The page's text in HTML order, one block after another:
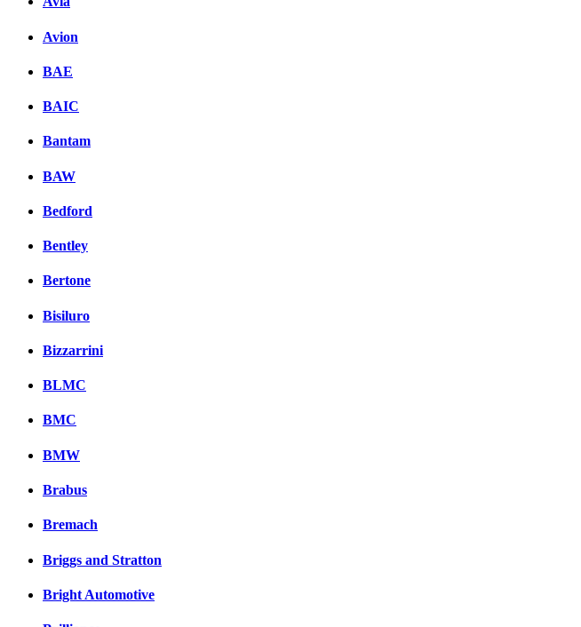
Avion
BAE
BAIC
Bantam
BAW
Bedford
Bentley
Bertone
Bisiluro
Bizzarrini
BLMC
BMC
BMW
Brabus
Bremach
Briggs and Stratton
Bright Automotive